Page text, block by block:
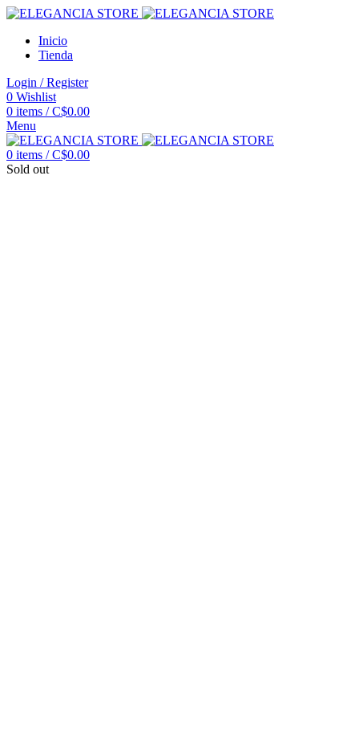
Inicio
Tienda
Login / Register
0 Wishlist
0 items / C$0.00
Menu
0 items / C$0.00
Sold out